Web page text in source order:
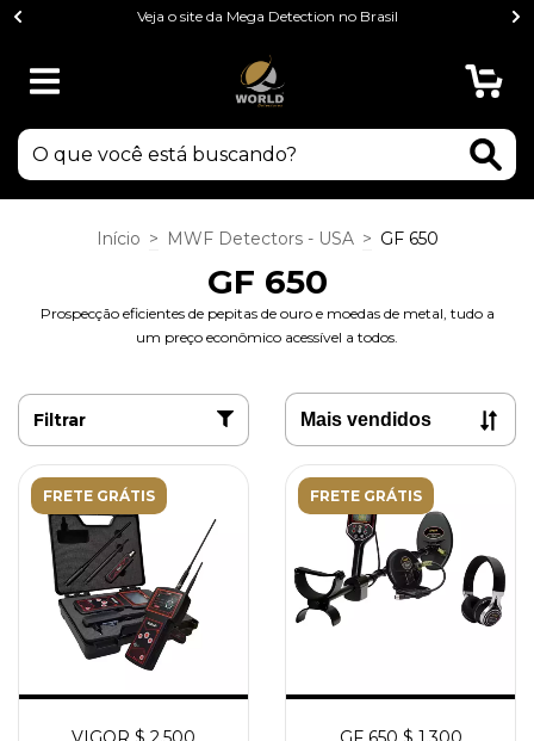
Veja o site da Mega Detection no Brasil
Início > MWF Detectors - USA > GF 650
GF 650
Prospecção eficientes de pepitas de ouro e moedas de metal, tudo a
um preço econômico acessível a todos.
Filtrar
FRETE GRÁTIS FRETE GRÁTIS